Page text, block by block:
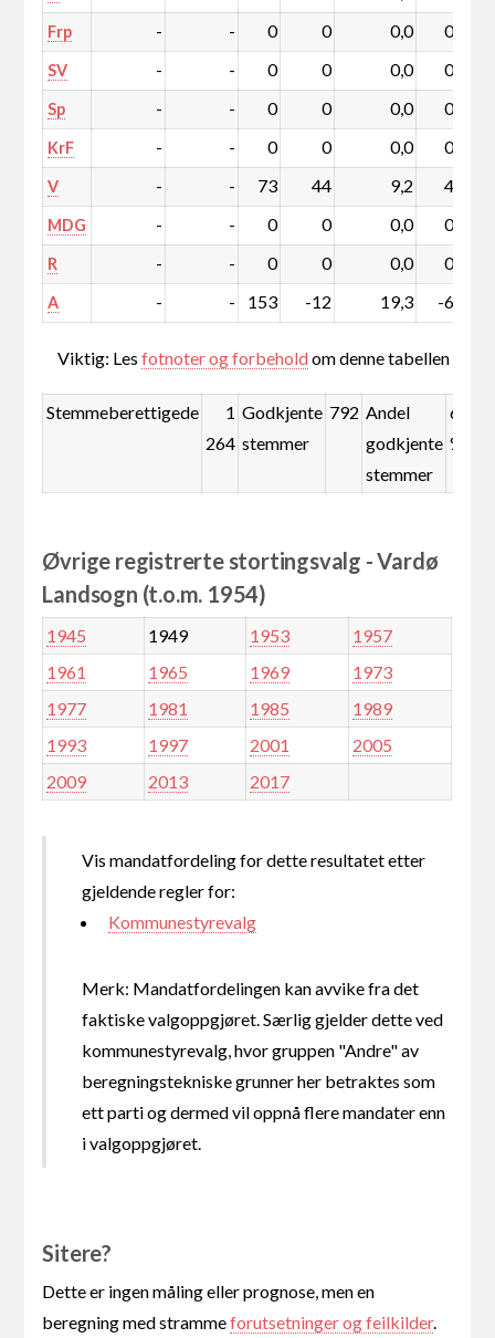
Frp - - 0 0 0,0 0,0
SV - - 0 0 0,0 0,0
Sp - - 0 0 0,0 0,0
KrF - - 0 0 0,0 0,0
V - - 73 44 9,2 4,7
MDG - - 0 0 0,0 0,0
R - - 0 0 0,0 0,0
A - - 153 -12 19,3 -6,6
Viktig: Lesfotnoter og forbeholdom denne tabellen
Stemmeberettigede
1
264
Godkjente
stemmer
792 Andel
godkjente
stemmer
62,7
%
Øvrige registrerte stortingsvalg - Vardø
Landsogn (t.o.m. 1954)
1945 1949 1953
1957
1961
1965 1969
1973
1977
1981 1985
1989
1993
1997 2001
2005
2009
2013 2017
Vis mandatfordeling for dette resultatet etter
gjeldende regler for:
Kommunestyrevalg
Merk: Mandatfordelingen kan avvike fra det
faktiske valgoppgjøret. Særlig gjelder dette ved
kommunestyrevalg, hvor gruppen "Andre" av
beregningstekniske grunner her betraktes som
ett parti og dermed vil oppnå flere mandater enn
i valgoppgjøret.
Sitere?
Dette er ingen måling eller prognose, men en
beregning med strammeforutsetninger og feilkilder.